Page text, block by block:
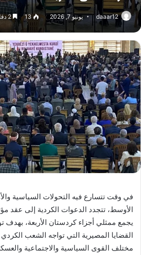
daaar12 يونيو 7, 2026 13
في وقت تتسارع فيه التحولات السياسية
الأوسط، تتجدد الدعوات الكردية إلى عقد
يجمع ممثلي أجزاء كردستان الأربعة، بهدف
القضايا المصيرية التي تواجه الشعب
مختلف القوى السياسية والاجتماعية